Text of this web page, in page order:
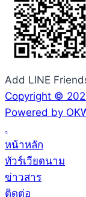
Add LINE
Copyright ©
Powered by
.
หน้าหลัก
ทัวร์เวียดนาม
ข่าวสาร
ติดต่อ